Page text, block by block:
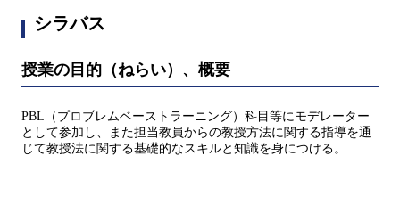
シラバス
授業の目的（ねらい）、概要
PBL（プロブレムベーストラーニング）科目等にモデレーター
として参加し、また担当教員からの教授方法に関する指導を通
じて教授法に関する基礎的なスキルと知識を身につける。